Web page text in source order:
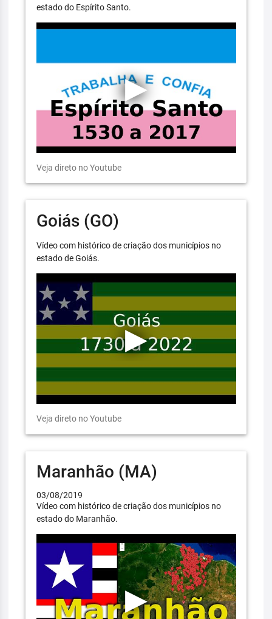
estado do Espírito Santo.
Veja direto no Youtube
Goiás (GO)
Vídeo com histórico de criação dos municípios no
estado de Goiás.
Veja direto no Youtube
Maranhão (MA)
03/08/2019
Vídeo com histórico de criação dos municípios no
estado do Maranhão.